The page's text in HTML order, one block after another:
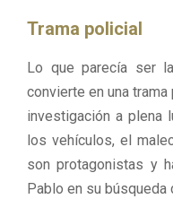
Trama policial
Lo que parecía ser
convierte en una
investigación a plena
los vehículos, el
son protagonistas y
Pablo en su